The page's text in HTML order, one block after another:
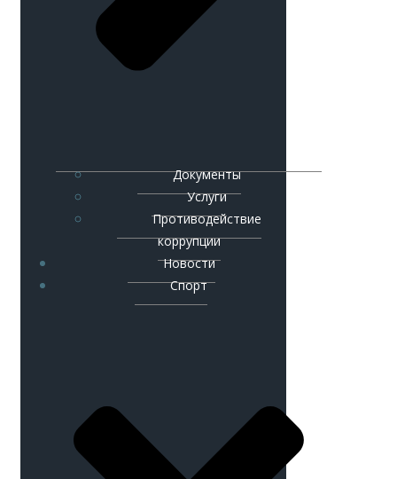
Документы
Услуги
Противодействие
коррупции
Новости
Спорт